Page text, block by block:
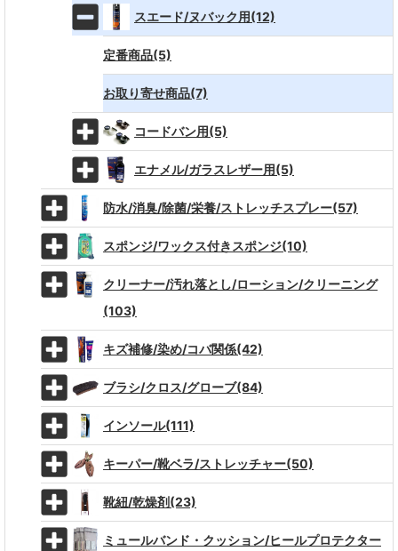
スエード/ヌバック用(12)
定番商品(5)
お取り寄せ商品(7)
コードバン用(5)
エナメル/ガラスレザー用(5)
防水/消臭/除菌/栄養/ストレッチスプレー(57)
スポンジ/ワックス付きスポンジ(10)
クリーナー/汚れ落とし/ローション/クリーニング
(103)
キズ補修/染め/コバ関係(42)
ブラシ/クロス/グローブ(84)
インソール(111)
キーパー/靴ベラ/ストレッチャー(50)
靴紐/乾燥剤(23)
ミュールバンド・クッション/ヒールプロテクター